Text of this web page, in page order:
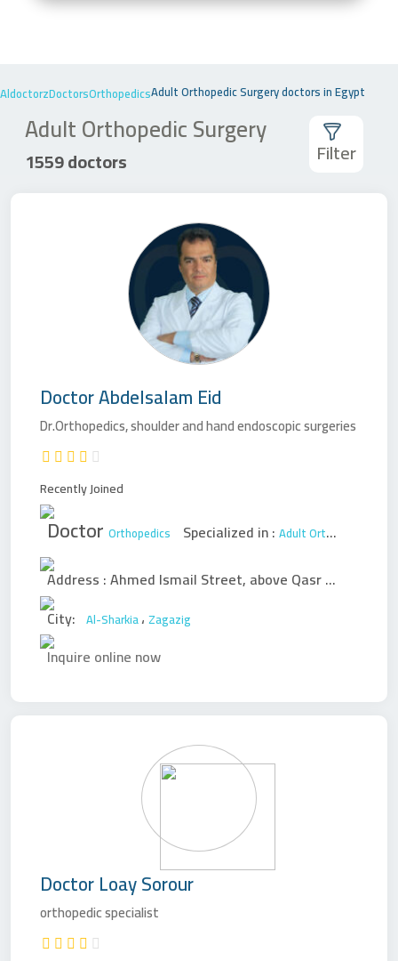
AldoctorzDoctorsOrthopedicsAdult Orthopedic Surgery doctors in Egypt
Adult Orthopedic Surgery
1559 doctors Filter
DoctorAbdelsalam Eid
Dr.Orthopedics, shoulder and hand endoscopic surgeries
Recently Joined
Doctor Orthopedics Specialized in : Adult Orthopedic Surgery
Address :Ahmed Ismail Street, above Qasr El-Nil, El-Qawmiya Square
City: Al-Sharkia، Zagazig
Inquire online now
DoctorLoay Sorour
orthopedic specialist